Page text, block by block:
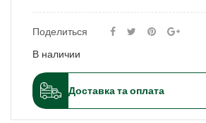
Поделиться
В наличии
Доставка та оплата